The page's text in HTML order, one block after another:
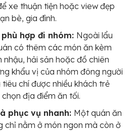
xe thuận tiện hoặc view đẹp
bè, gia đình.
hợp đi nhóm: Ngoài lẩu
có thêm các món ăn kèm
nhậu, hải sản hoặc đồ chiên
khẩu vị của nhóm đông người
chí được nhiều khách trẻ
địa điểm ăn tối.
phục vụ nhanh: Một quán ăn
chỉ nằm ở món ngon mà còn ở